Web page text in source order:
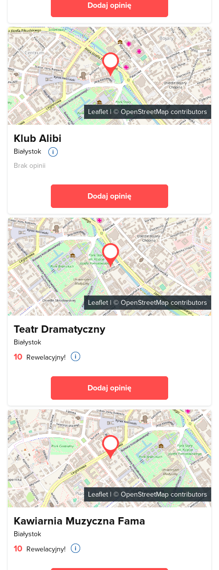
Dodaj opinię
Leaflet | ©OpenStreetMap contributors
Klub Alibi
Białystok
Brak opinii
Dodaj opinię
Leaflet | © OpenStreetMapcontributors
Teatr Dramatyczny
Białystok
10 Rewelacyjny!
Dodaj opinię
Leaflet | © OpenStreetMapcontributors
Kawiarnia Muzyczna Fama
Białystok
10 Rewelacyjny!